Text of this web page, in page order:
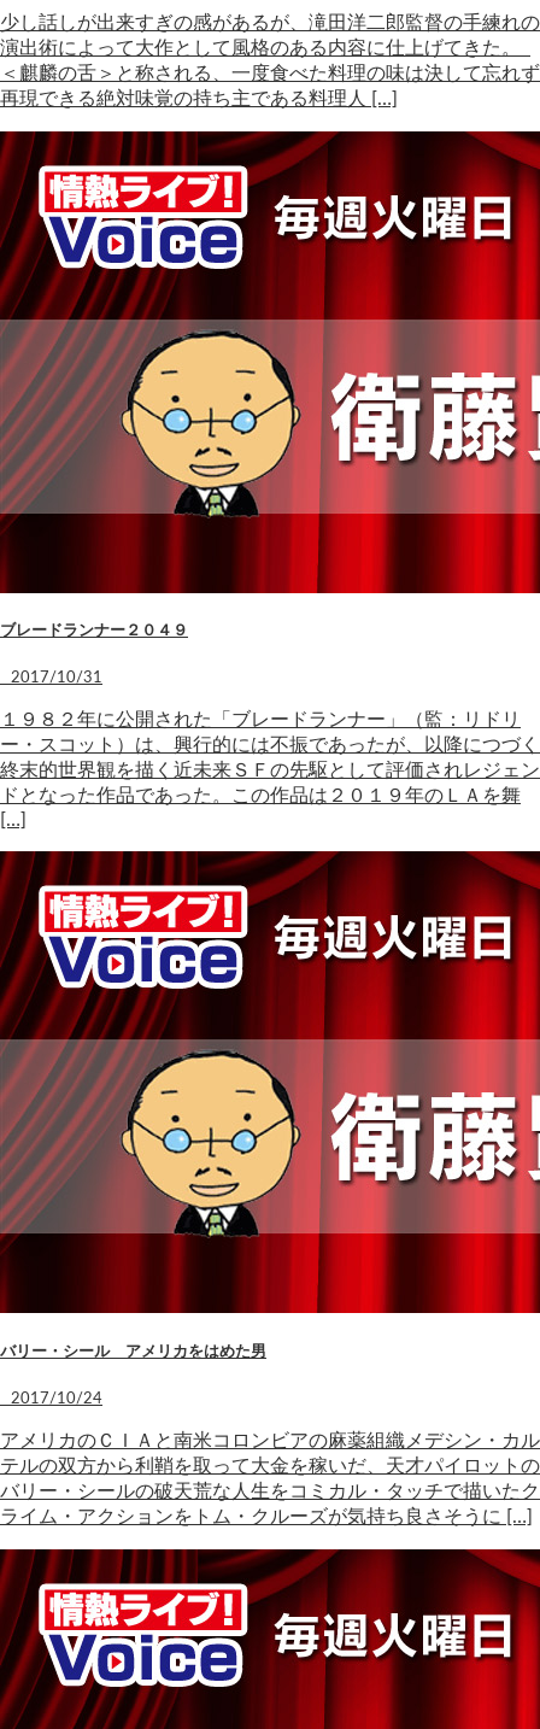
少し話しが出来すぎの感があるが、滝田洋二郎監督の手練れの
演出術によって大作として風格のある内容に仕上げてきた。
＜麒麟の舌＞と称される、一度食べた料理の味は決して忘れず
再現できる絶対味覚の持ち主である料理人 […]
ブレードランナー２０４９
2017/10/31
１９８２年に公開された「ブレードランナー」（監：リドリ
ー・スコット）は、興行的には不振であったが、以降につづく
終末的世界観を描く近未来ＳＦの先駆として評価されレジェン
ドとなった作品であった。この作品は２０１９年のＬＡを舞
[…]
バリー・シール アメリカをはめた男
2017/10/24
アメリカのＣＩＡと南米コロンビアの麻薬組織メデシン・カル
テルの双方から利鞘を取って大金を稼いだ、天才パイロットの
バリー・シールの破天荒な人生をコミカル・タッチで描いたク
ライム・アクションをトム・クルーズが気持ち良さそうに […]